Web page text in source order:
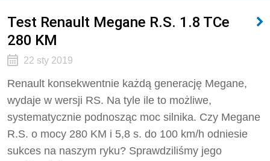
Test Renault Megane R.S. 1.8 TCe
280 KM
22 sty 2019
Renault konsekwentnie każdą generację Megane,
wydaje w wersji RS. Na tyle ile to możliwe,
systematycznie podnosząc moc silnika. Czy Megane
R.S. o mocy 280 KM i 5,8 s. do 100 km/h odniesie
sukces na naszym ryku? Sprawdziliśmy jego